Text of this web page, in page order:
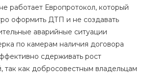
работает Европротокол, который
оформить ДТП и не создавать
аварийные ситуации
по камерам наличия договора
сдерживать рост
так как добросовестным владельцам